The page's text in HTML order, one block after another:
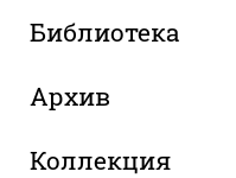
Библиотека
Архив
Коллекция